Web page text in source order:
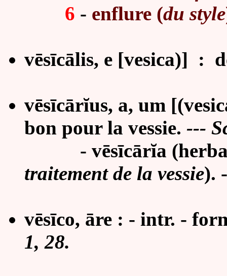
6 - enflure (du style
vēsīcālis, e [vesica)] :
vēsīcārĭus, a, um
bon pour la vessie. ---
- vēsīcārĭa
traitement de la vessie).
vēsīco, āre : - intr. -
1, 28.